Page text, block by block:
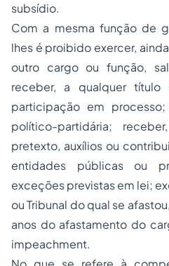
subsídio.
Com a mesma função de
lhes é proibido exercer,
outro cargo ou função,
receber, a qualquer
participação em
político-partidária;
pretexto, auxílios ou
entidades públicas ou
exceções previstas em lei;
ou Tribunal do qual se
anos do afastamento do
impeachment.